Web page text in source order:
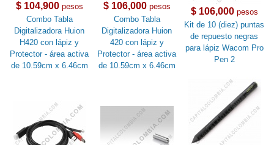
$ 104,900pesos
Combo Tabla
Digitalizadora Huion
H420 con lápiz y
Protector - área activa
de 10.59cm x 6.46cm
$ 106,000pesos
Combo Tabla
Digitalizadora Huion
420 con lápiz y
Protector - área activa
de 10.59cm x 6.46cm
$ 106,000pesos
Kit de 10 (diez) puntas
de repuesto negras
para lápiz Wacom Pro
Pen 2